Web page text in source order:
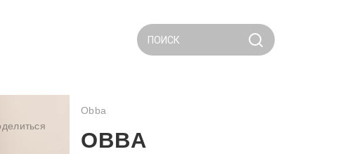
ПОИСК
Obba
OBBA